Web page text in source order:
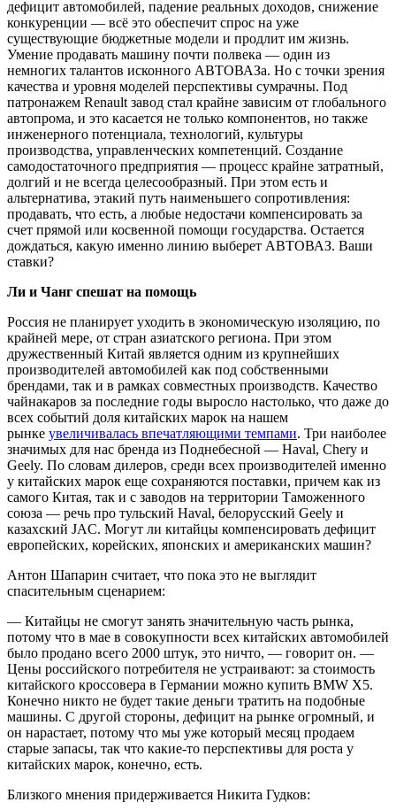
дефицит автомобилей, падение реальных доходов, снижение
конкуренции — всё это обеспечит спрос на уже
существующие бюджетные модели и продлит им жизнь.
Умение продавать машину почти полвека — один из
немногих талантов исконного АВТОВАЗа. Но с точки зрения
качества и уровня моделей перспективы сумрачны. Под
патронажем Renault завод стал крайне зависим от глобального
автопрома, и это касается не только компонентов, но также
инженерного потенциала, технологий, культуры
производства, управленческих компетенций. Создание
самодостаточного предприятия — процесс крайне затратный,
долгий и не всегда целесообразный. При этом есть и
альтернатива, этакий путь наименьшего сопротивления:
продавать, что есть, а любые недостачи компенсировать за
счет прямой или косвенной помощи государства. Остается
дождаться, какую именно линию выберет АВТОВАЗ. Ваши
ставки?
Ли и Чанг спешат на помощь
Россия не планирует уходить в экономическую изоляцию, по
крайней мере, от стран азиатского региона. При этом
дружественный Китай является одним из крупнейших
производителей автомобилей как под собственными
брендами, так и в рамках совместных производств. Качество
чайнакаров за последние годы выросло настолько, что даже до
всех событий доля китайских марок на нашем
рынке увеличивалась впечатляющими темпами. Три наиболее
значимых для нас бренда из Поднебесной — Haval, Chery и
Geely. По словам дилеров, среди всех производителей именно
у китайских марок еще сохраняются поставки, причем как из
самого Китая, так и с заводов на территории Таможенного
союза — речь про тульский Haval, белорусский Geely и
казахский JAC. Могут ли китайцы компенсировать дефицит
европейских, корейских, японских и американских машин?
Антон Шапарин считает, что пока это не выглядит
спасительным сценарием:
— Китайцы не смогут занять значительную часть рынка,
потому что в мае в совокупности всех китайских автомобилей
было продано всего 2000 штук, это ничто, — говорит он. —
Цены российского потребителя не устраивают: за стоимость
китайского кроссовера в Германии можно купить BMW X5.
Конечно никто не будет такие деньги тратить на подобные
машины. С другой стороны, дефицит на рынке огромный, и
он нарастает, потому что мы уже который месяц продаем
старые запасы, так что какие-то перспективы для роста у
китайских марок, конечно, есть.
Близкого мнения придерживается Никита Гудков: